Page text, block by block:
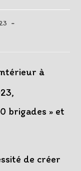
à
brigades » et
de créer